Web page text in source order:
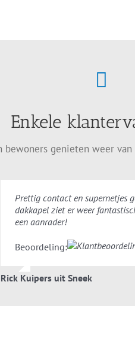
Enkele
bewoners genieten weer
Prettig contact en supernetjes
dakkapel ziet er weer
een aanrader!
Beoordeling:
Rick Kuipers uit Sneek